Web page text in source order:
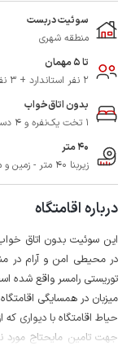
سوئیت دربست
منطقه شهری
تا 5 مهمان
2 نفر استاندارد + 3 نفر اضافه
بدون اتاق‌خواب
1 تخت یک‌نفره و 4 دست رختخواب در فضای مشترک
40 متر
زیربنا 40 متر - زمین و محوطه 40 متر
درباره اقامتگاه
این سوئیت بدون اتاق
توریستی رامسر واقع شده
میزبان در همسایگی
حیاط اقامتگاه با
جهت تامین مایحتاج مورد